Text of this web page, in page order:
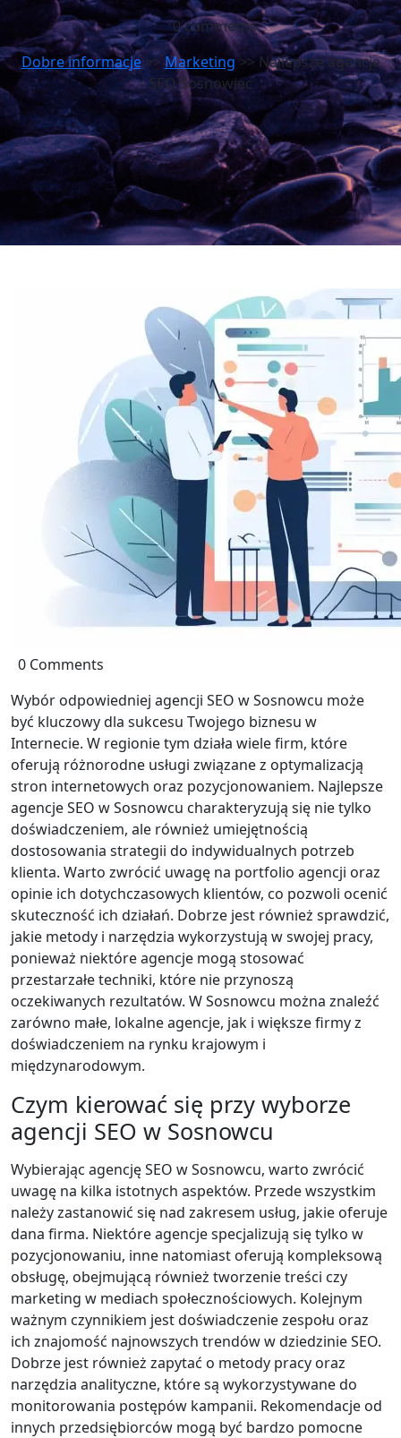
0 comments
Dobre informacje>>Marketing>> Najlepsze agencje
SEO Sosnowiec
0 Comments
Wybór odpowiedniej agencji SEO w Sosnowcu może
być kluczowy dla sukcesu Twojego biznesu w
Internecie. W regionie tym działa wiele firm, które
oferują różnorodne usługi związane z optymalizacją
stron internetowych oraz pozycjonowaniem. Najlepsze
agencje SEO w Sosnowcu charakteryzują się nie tylko
doświadczeniem, ale również umiejętnością
dostosowania strategii do indywidualnych potrzeb
klienta. Warto zwrócić uwagę na portfolio agencji oraz
opinie ich dotychczasowych klientów, co pozwoli ocenić
skuteczność ich działań. Dobrze jest również sprawdzić,
jakie metody i narzędzia wykorzystują w swojej pracy,
ponieważ niektóre agencje mogą stosować
przestarzałe techniki, które nie przynoszą
oczekiwanych rezultatów. W Sosnowcu można znaleźć
zarówno małe, lokalne agencje, jak i większe firmy z
doświadczeniem na rynku krajowym i
międzynarodowym.
Czym kierować się przy wyborze
agencji SEO w Sosnowcu
Wybierając agencję SEO w Sosnowcu, warto zwrócić
uwagę na kilka istotnych aspektów. Przede wszystkim
należy zastanowić się nad zakresem usług, jakie oferuje
dana firma. Niektóre agencje specjalizują się tylko w
pozycjonowaniu, inne natomiast oferują kompleksową
obsługę, obejmującą również tworzenie treści czy
marketing w mediach społecznościowych. Kolejnym
ważnym czynnikiem jest doświadczenie zespołu oraz
ich znajomość najnowszych trendów w dziedzinie SEO.
Dobrze jest również zapytać o metody pracy oraz
narzędzia analityczne, które są wykorzystywane do
monitorowania postępów kampanii. Rekomendacje od
innych przedsiębiorców mogą być bardzo pomocne